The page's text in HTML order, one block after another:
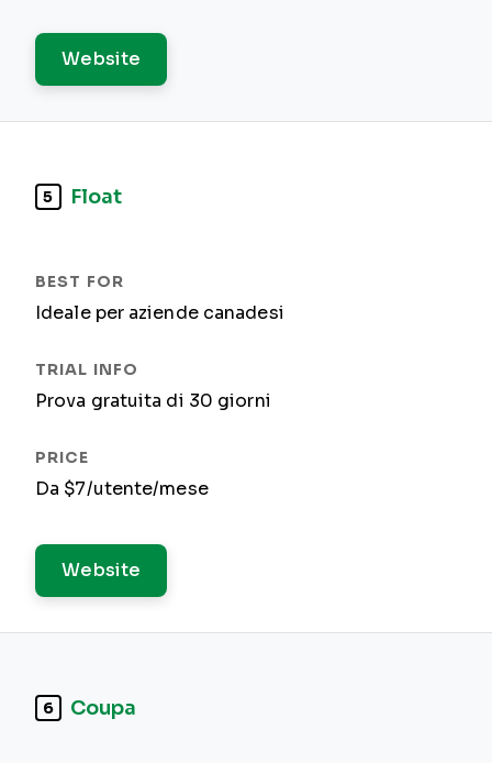
Website
5 Float
Ideale per aziende canadesi
Prova gratuita di 30 giorni
Da $7/utente/mese
Website
6 Coupa